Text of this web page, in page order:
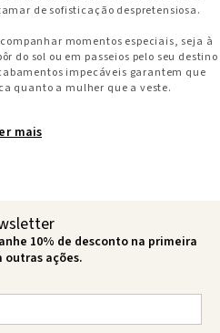
de sofisticação despretensiosa.
momentos especiais, seja à
do sol ou em passeios pelo seu destino
impecáveis garantem que
quanto a mulher que a veste.
10% de desconto na primeira
outras ações.